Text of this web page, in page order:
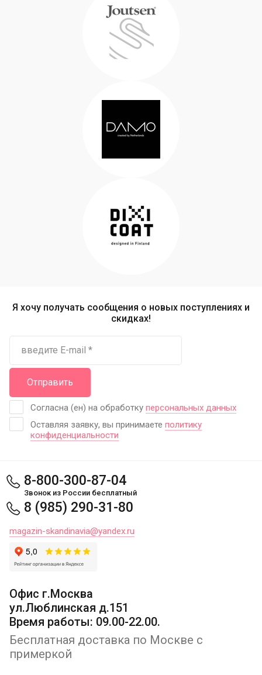
Я хочу получать сообщения о новых поступлениях и
скидках!
Согласна (ен) на обработку персональных данных
Оставляя заявку, вы принимаете политику
конфиденциальности
Отправить
8-800-300-87-04
Звонок из России бесплатный
8 (985) 290-31-80
magazin-skandinavia@yandex.ru
Офис г.Москва
ул.Люблинская д.151
Время работы: 09.00-22.00.
Бесплатная доставка по Москве с
примеркой